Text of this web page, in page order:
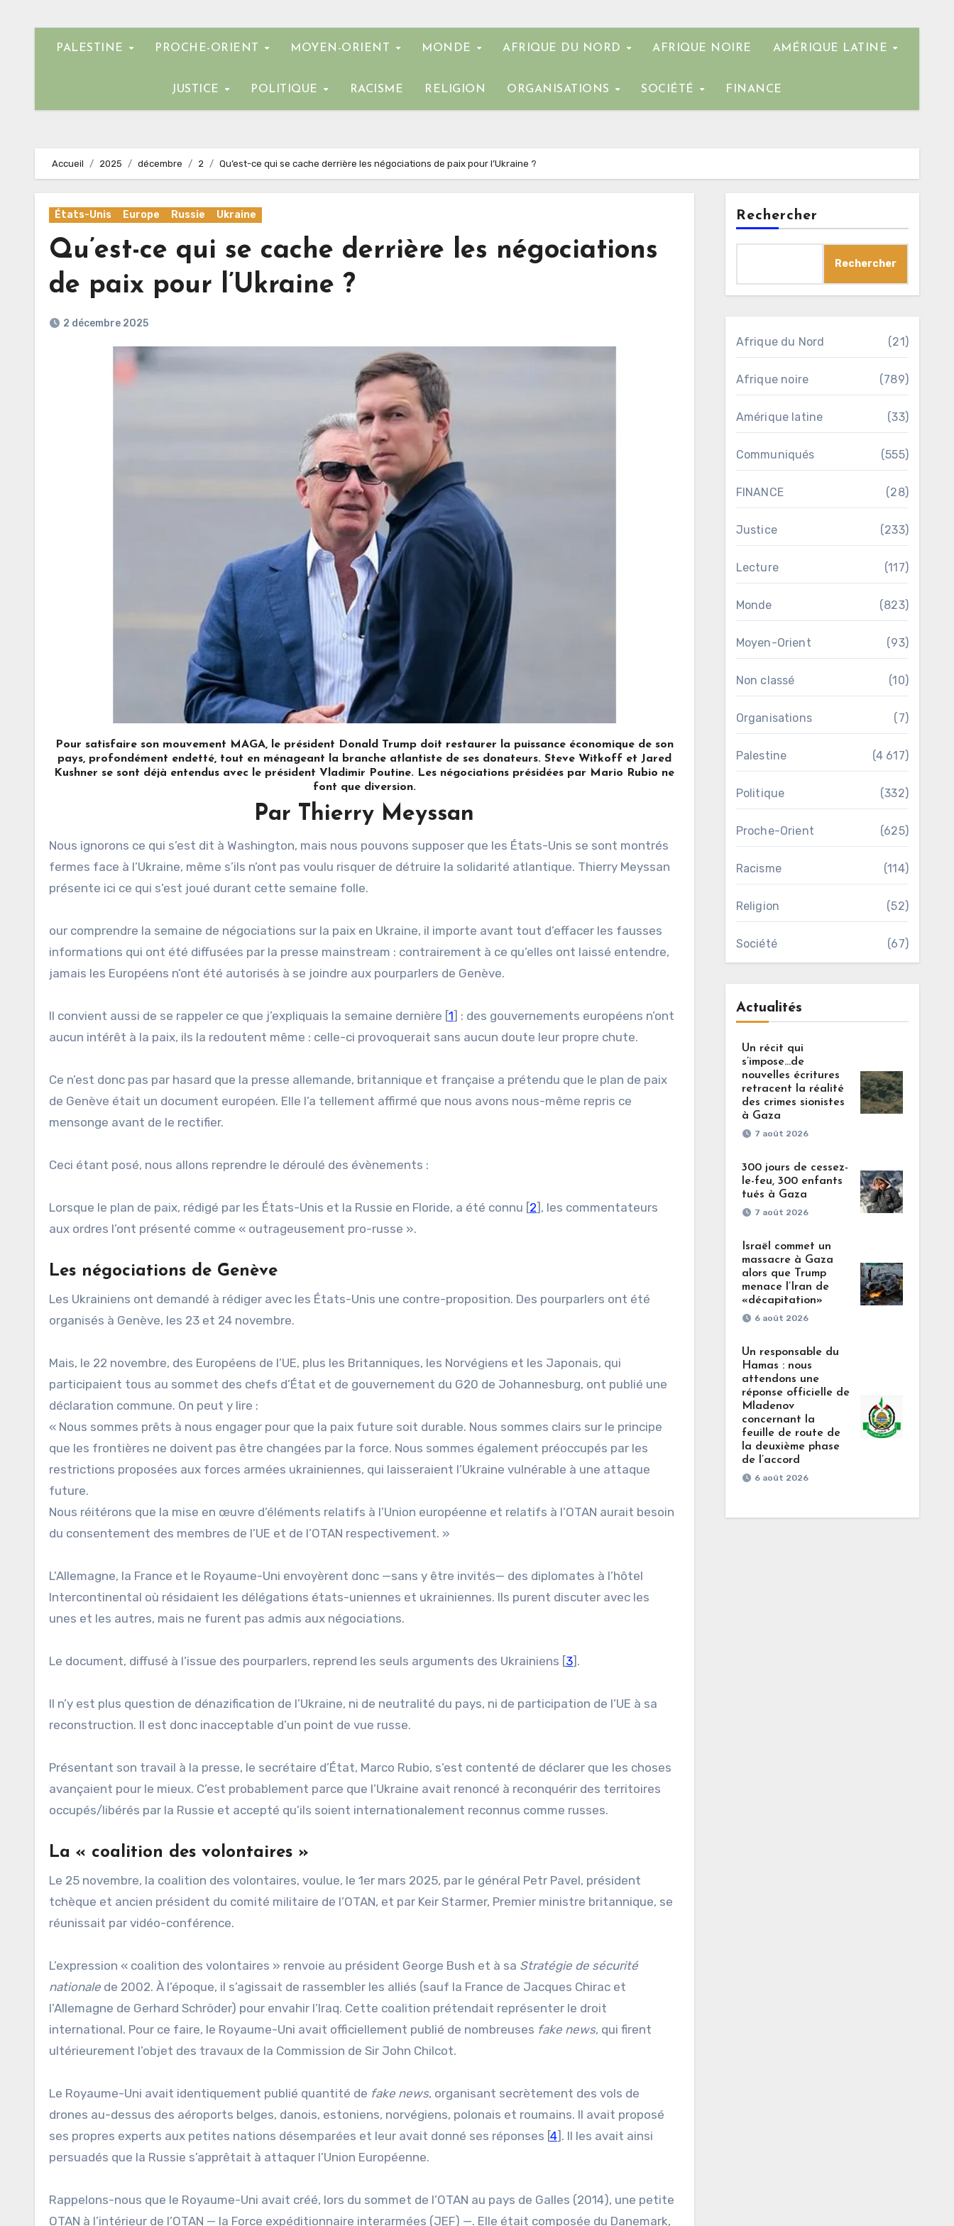
PALESTINE PROCHE-ORIENT MOYEN-ORIENT MONDE AFRIQUE DU NORD AFRIQUE NOIRE AMÉRIQUE LATINE
JUSTICE POLITIQUE RACISME RELIGION ORGANISATIONS SOCIÉTÉ FINANCE
Accueil 2025 décembre 2 Qu’est-ce qui se cache derrière les négociations de paix pour l’Ukraine ?
États-Unis Europe Russie Ukraine
Qu’est-ce qui se cache derrière les négociations
de paix pour l’Ukraine ?
2 décembre 2025
Pour satisfaire son mouvement MAGA, le président Donald Trump doit restaurer la puissance économique de son
pays, profondément endetté, tout en ménageant la branche atlantiste de ses donateurs. Steve Witkoff et Jared
Kushner se sont déjà entendus avec le président Vladimir Poutine. Les négociations présidées par Mario Rubio ne
font que diversion.
Par Thierry Meyssan
Nous ignorons ce qui s’est dit à Washington, mais nous pouvons supposer que les États-Unis se sont montrés
fermes face à l’Ukraine, même s’ils n’ont pas voulu risquer de détruire la solidarité atlantique. Thierry Meyssan
présente ici ce qui s’est joué durant cette semaine folle.
our comprendre la semaine de négociations sur la paix en Ukraine, il importe avant tout d’effacer les fausses
informations qui ont été diffusées par la presse mainstream : contrairement à ce qu’elles ont laissé entendre,
jamais les Européens n’ont été autorisés à se joindre aux pourparlers de Genève.
Il convient aussi de se rappeler ce que j’expliquais la semaine dernière [1] : des gouvernements européens n’ont
aucun intérêt à la paix, ils la redoutent même : celle-ci provoquerait sans aucun doute leur propre chute.
Ce n’est donc pas par hasard que la presse allemande, britannique et française a prétendu que le plan de paix
de Genève était un document européen. Elle l’a tellement affirmé que nous avons nous-même repris ce
mensonge avant de le rectifier.
Ceci étant posé, nous allons reprendre le déroulé des évènements :
Lorsque le plan de paix, rédigé par les États-Unis et la Russie en Floride, a été connu [2], les commentateurs
aux ordres l’ont présenté comme « outrageusement pro-russe ».
Les négociations de Genève
Les Ukrainiens ont demandé à rédiger avec les États-Unis une contre-proposition. Des pourparlers ont été
organisés à Genève, les 23 et 24 novembre.
Mais, le 22 novembre, des Européens de l’UE, plus les Britanniques, les Norvégiens et les Japonais, qui
participaient tous au sommet des chefs d’État et de gouvernement du G20 de Johannesburg, ont publié une
déclaration commune. On peut y lire :
« Nous sommes prêts à nous engager pour que la paix future soit durable. Nous sommes clairs sur le principe
que les frontières ne doivent pas être changées par la force. Nous sommes également préoccupés par les
restrictions proposées aux forces armées ukrainiennes, qui laisseraient l’Ukraine vulnérable à une attaque
future.
Nous réitérons que la mise en œuvre d’éléments relatifs à l’Union européenne et relatifs à l’OTAN aurait besoin
du consentement des membres de l’UE et de l’OTAN respectivement. »
L’Allemagne, la France et le Royaume-Uni envoyèrent donc —sans y être invités— des diplomates à l’hôtel
Intercontinental où résidaient les délégations états-uniennes et ukrainiennes. Ils purent discuter avec les
unes et les autres, mais ne furent pas admis aux négociations.
Le document, diffusé à l’issue des pourparlers, reprend les seuls arguments des Ukrainiens [3].
Il n’y est plus question de dénazification de l’Ukraine, ni de neutralité du pays, ni de participation de l’UE à sa
reconstruction. Il est donc inacceptable d’un point de vue russe.
Présentant son travail à la presse, le secrétaire d’État, Marco Rubio, s’est contenté de déclarer que les choses
avançaient pour le mieux. C’est probablement parce que l’Ukraine avait renoncé à reconquérir des territoires
occupés/libérés par la Russie et accepté qu’ils soient internationalement reconnus comme russes.
La « coalition des volontaires »
Le 25 novembre, la coalition des volontaires, voulue, le 1er mars 2025, par le général Petr Pavel, président
tchèque et ancien président du comité militaire de l’OTAN, et par Keir Starmer, Premier ministre britannique, se
réunissait par vidéo-conférence.
L’expression « coalition des volontaires » renvoie au président George Bush et à sa Stratégie de sécurité
nationale de 2002. À l’époque, il s’agissait de rassembler les alliés (sauf la France de Jacques Chirac et
l’Allemagne de Gerhard Schröder) pour envahir l’Iraq. Cette coalition prétendait représenter le droit
international. Pour ce faire, le Royaume-Uni avait officiellement publié de nombreuses fake news, qui firent
ultérieurement l’objet des travaux de la Commission de Sir John Chilcot.
Le Royaume-Uni avait identiquement publié quantité de fake news, organisant secrètement des vols de
drones au-dessus des aéroports belges, danois, estoniens, norvégiens, polonais et roumains. Il avait proposé
ses propres experts aux petites nations désemparées et leur avait donné ses réponses [4]. Il les avait ainsi
persuadés que la Russie s’apprêtait à attaquer l’Union Européenne.
Rappelons-nous que le Royaume-Uni avait créé, lors du sommet de l’OTAN au pays de Galles (2014), une petite
OTAN à l’intérieur de l’OTAN — la Force expéditionnaire interarmées (JEF) —. Elle était composée du Danemark,
Rechercher
Rechercher
Afrique du Nord (21)
Afrique noire (789)
Amérique latine (33)
Communiqués (555)
FINANCE (28)
Justice (233)
Lecture (117)
Monde (823)
Moyen-Orient (93)
Non classé (10)
Organisations (7)
Palestine (4 617)
Politique (332)
Proche-Orient (625)
Racisme (114)
Religion (52)
Société (67)
Actualités
Un récit qui
s’impose…de
nouvelles écritures
retracent la réalité
des crimes sionistes
à Gaza
7 août 2026
300 jours de cessez-
le-feu, 300 enfants
tués à Gaza
7 août 2026
Israël commet un
massacre à Gaza
alors que Trump
menace l’Iran de
«décapitation»
6 août 2026
Un responsable du
Hamas : nous
attendons une
réponse officielle de
Mladenov
concernant la
feuille de route de
la deuxième phase
de l’accord
6 août 2026